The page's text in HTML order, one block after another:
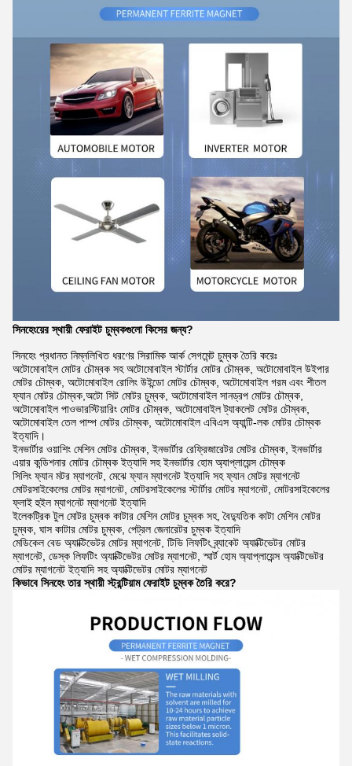
সিনহেংয়ের স্থায়ী ফেরাইট চুম্বকগুলো কিসের জন্য?
সিনহেং প্রধানত নিম্নলিখিত ধরণের সিরামিক আর্ক সেগমেন্ট চুম্বক তৈরি করেঃ
অটোমোবাইল মোটর চৌম্বক সহ অটোমোবাইল স্টার্টার মোটর চৌম্বক, অটোমোবাইল উইপার
মোটর চৌম্বক, অটোমোবাইল রোলিং উইন্ডো মোটর চৌম্বক, অটোমোবাইল গরম এবং শীতল
ফ্যান মোটর চৌম্বক,অটো সিট মোটর চুম্বক, অটোমোবাইল সানড্রপ মোটর চৌম্বক,
অটোমোবাইল পাওভারস্টিয়ারিং মোটর চৌম্বক, অটোমোবাইল ট্যাকলেট মোটর চৌম্বক,
অটোমোবাইল তেল পাম্প মোটর চৌম্বক, অটোমোবাইল এবিএস অ্যান্টি-লক মোটর চৌম্বক
ইত্যাদি।
ইনভার্টার ওয়াশিং মেশিন মোটর চৌম্বক, ইনভার্টার রেফ্রিজারেটর মোটর চৌম্বক, ইনভার্টার
এয়ার কন্ডিশনার মোটর চৌম্বক ইত্যাদি সহ ইনভার্টার হোম অ্যাপ্লায়েন্স চৌম্বক
সিলিং ফ্যান মটর ম্যাগনেট, মেঝে ফ্যান ম্যাগনেট ইত্যাদি সহ ফ্যান মোটর ম্যাগনেট
মোটরসাইকেলের মোটর ম্যাগনেট, মোটরসাইকেলের স্টার্টার মোটর ম্যাগনেট, মোটরসাইকেলের
ফ্লাই হুইল ম্যাগনেট ম্যাগনেট ইত্যাদি
ইলেকট্রিক টুল মোটর চুম্বক কাটার মেশিন মোটর চুম্বক সহ, বৈদ্যুতিক কাটা মেশিন মোটর
চুম্বক, ঘাস কাটার মোটর চুম্বক, পেট্রল জেনারেটর চুম্বক ইত্যাদি
মেডিকেল বেড অ্যাক্টিভেটর মোটর ম্যাগনেট, টিভি লিফটিং ব্র্যাকেট অ্যাক্টিভেটর মোটর
ম্যাগনেট, ডেস্ক লিফটিং অ্যাক্টিভেটর মোটর ম্যাগনেট, স্মার্ট হোম অ্যাপ্লায়েন্স অ্যাক্টিভেটর
মোটর ম্যাগনেট ইত্যাদি সহ অ্যাক্টিভেটর মোটর ম্যাগনেট
কিভাবে সিনহেং তার স্থায়ী স্ট্রন্টিয়াম ফেরাইট চুম্বক তৈরি করে?